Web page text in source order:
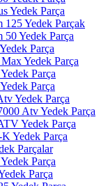
Yedek Parça
125 Yedek Parçak
50 Yedek Parça
Parça
Yedek Parça
Parça
Parça
Yedek Parça
Atv Yedek Parça
Yedek Parça
Yedek Parça
Parçalar
Parça
Parça